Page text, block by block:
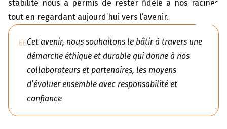
stabilité nous a permis de rester fidèle à nos racines
tout en regardant aujourd’hui vers l’avenir.
Cet avenir, nous souhaitons le bâtir à travers une
démarche éthique et durable qui donne à nos
collaborateurs et partenaires, les moyens
d’évoluer ensemble avec responsabilité et
confiance